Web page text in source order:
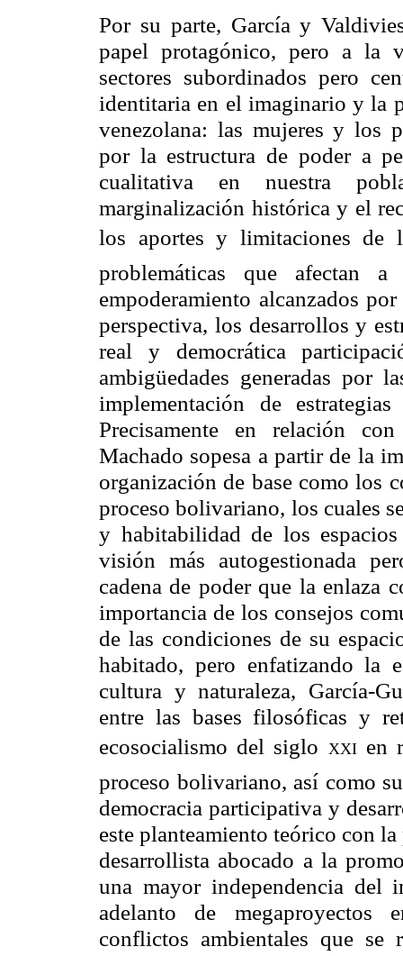
Por su parte, García y
papel protagónico, pero a la
sectores subordinados pero
identitaria en el imaginario y la
venezolana: las mujeres y los
por la estructura de poder a
cualitativa en nuestra
marginalización histórica y el
los aportes y limitaciones de
problemáticas que afectan
empoderamiento alcanzados
perspectiva, los desarrollos y
real y democrática
ambigüedades generadas por
implementación de
Precisamente en relación
Machado sopesa a partir de la
organización de base como los
proceso bolivariano, los cuales
y habitabilidad de los
visión más autogestionada
cadena de poder que la enlaza
importancia de los consejos
de las condiciones de su
habitado, pero enfatizando la
cultura y naturaleza, García-
entre las bases filosóficas y
ecosocialismo del siglo xxien
proceso bolivariano, así como
democracia participativa y
este planteamiento teórico con
desarrollista abocado a la
una mayor independencia del
adelanto de megaproyectos
conflictos ambientales que se